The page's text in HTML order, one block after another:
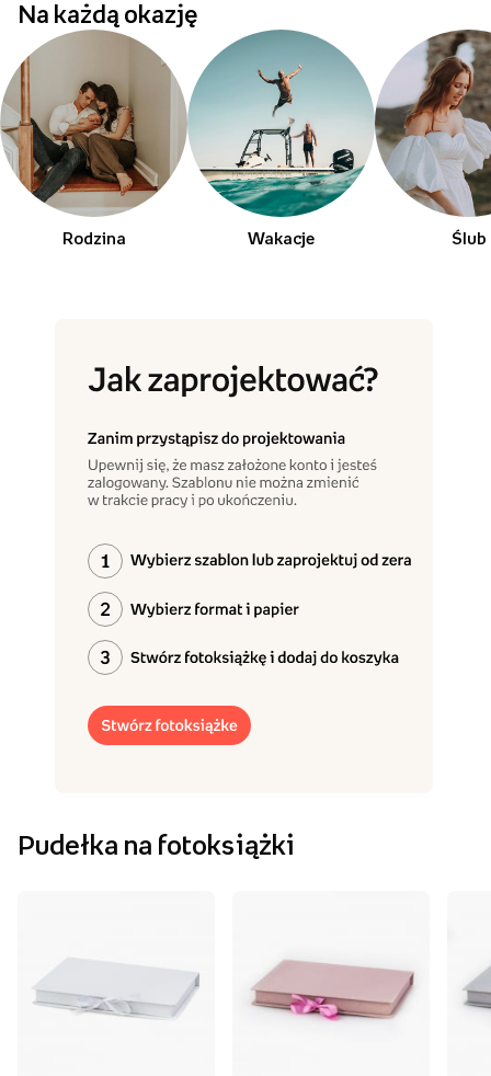
Na każdą okazję
Rodzina Wakacje Ślub
Pudełka na fotoksiążki